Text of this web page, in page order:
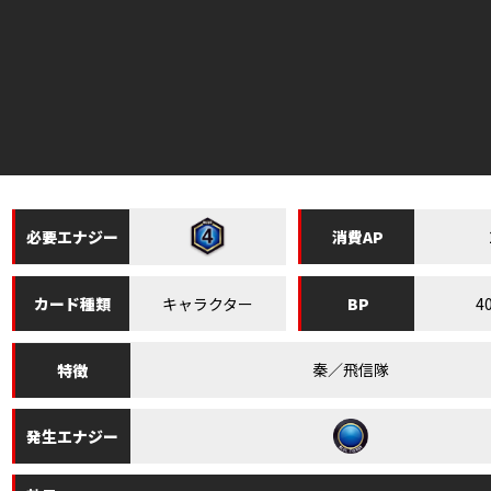
必要エナジー 消費AP
カード種類 キャラクター BP
特徴 秦／飛信隊
発生エナジー